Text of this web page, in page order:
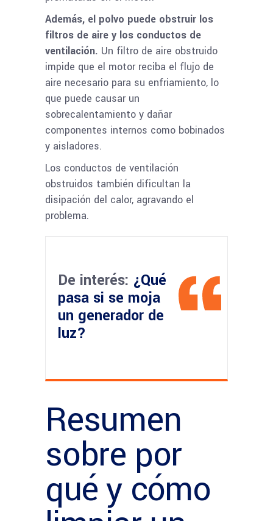
Además, el polvo puede obstruir los
filtros de aire y los conductos de
ventilación. Un filtro de aire obstruido
impide que el motor reciba el flujo de
aire necesario para su enfriamiento, lo
que puede causar un
sobrecalentamiento y dañar
componentes internos como bobinados
y aisladores.
Los conductos de ventilación
obstruidos también dificultan la
disipación del calor, agravando el
problema.
De interés: ¿Qué
pasa si se moja
un generador de
luz?
Resumen
sobre por
qué y cómo